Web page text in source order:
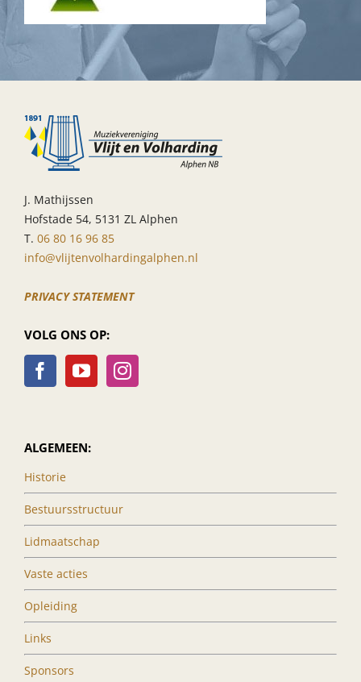
J. Mathijssen
Hofstade 54, 5131 ZL Alphen
T. 06 80 16 96 85
info@vlijtenvolhardingalphen.nl
PRIVACY STATEMENT
VOLG ONS OP:
ALGEMEEN:
Historie
Bestuursstructuur
Lidmaatschap
Vaste acties
Opleiding
Links
Sponsors